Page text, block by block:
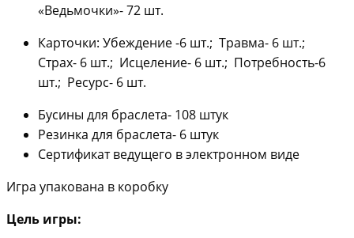
«Ведьмочки»- 72 шт.
Карточки: Убеждение -6 шт.; Травма- 6 шт.;
Страх- 6 шт.; Исцеление- 6 шт.; Потребность-6
шт.; Ресурс- 6 шт.
Бусины для браслета- 108 штук
Резинка для браслета- 6 штук
Сертификат ведущего в электронном виде
Игра упакована в коробку
Цель игры: